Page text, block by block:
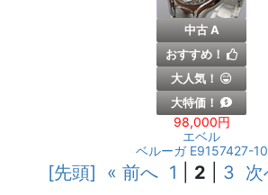
中古 A
おすすめ！
大人気！
大特価！
98,000円
エベル
ベルーガ E9157427-10
[先頭] « 前へ 1 2 3 次